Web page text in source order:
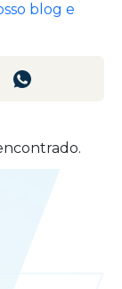
blog e